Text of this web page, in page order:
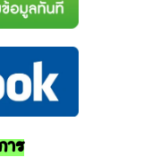
าร